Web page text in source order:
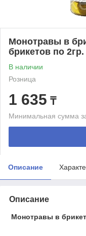
Монотравы в
брикетов по 2гр.
В наличии
Розница
1 635 ₸
Минимальная сумма
Описание
Описание
Монотравы в